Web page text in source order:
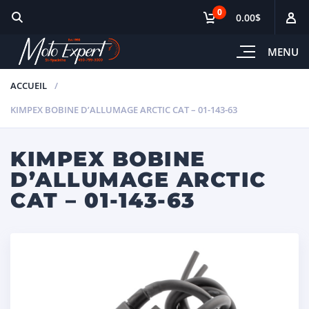
MENU
0 0.00$
ACCUEIL
KIMPEX BOBINE D’ALLUMAGE ARCTIC CAT – 01-143-63
KIMPEX BOBINE
D’ALLUMAGE ARCTIC
CAT – 01-143-63